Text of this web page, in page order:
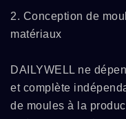
2. Conception de
matériaux
DAILYWELL ne
et complète
de moules à la